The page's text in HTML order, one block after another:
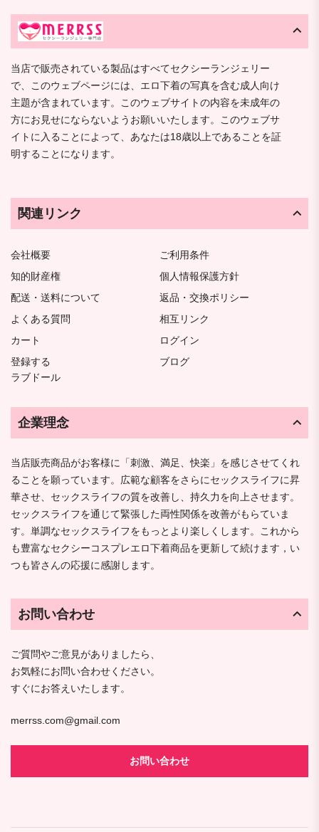
当店で販売されている製品はすべてセクシーランジェリー
で、このウェブページには、エロ下着の写真を含む成人向け
主題が含まれています。このウェブサイトの内容を未成年の
方にお見せにならないようお願いいたします。このウェブサ
イトに入ることによって、あなたは18歳以上であることを証
明することになります。
関連リンク
会社概要
ご利用条件
知的財産権
個人情報保護方針
配送・送料について
返品・交換ポリシー
よくある質問
相互リンク
カート
ログイン
登録する
ブログ
ラブドール
企業理念
当店販売商品がお客様に「刺激、満足、快楽」を感じさせてくれ
ることを願っています。広範な顧客をさらにセックスライフに昇
華させ、セックスライフの質を改善し、持久力を向上させます。
セックスライフを通じて緊張した両性関係を改善がもらていま
す。単調なセックスライフをもっとより楽しくします。これから
も豊富なセクシーコスプレエロ下着商品を更新して続けます，い
つも皆さんの応援に感謝します。
お問い合わせ
ご質問やご意見がありましたら、
お気軽にお問い合わせください。
すぐにお答えいたします。
merrss.com@gmail.com
お問い合わせ